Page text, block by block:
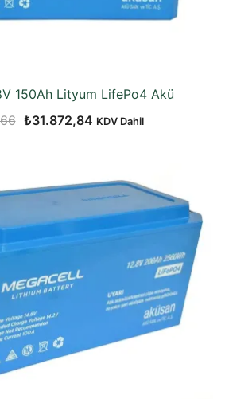
150Ah Lityum LifePo4 Akü
Orijinal
₺31.872,84Şu
₺31.872,84.
KDV Dahil